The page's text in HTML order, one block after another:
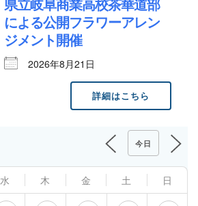
による公開フラワーアレン
ジメント開催
2026年8月21日
詳細はこちら
今日
水 木 金 土 日